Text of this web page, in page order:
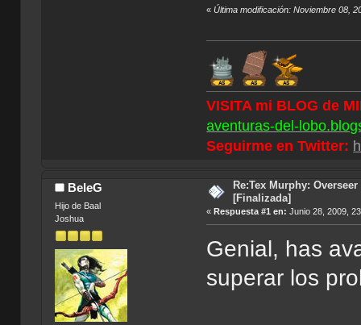
«Última modificación: Noviembre 08,
VISITA mi BLOG de
aventuras-del-
Seguirme en Twitter:
BeleG
Hijo de Baal
Joshua
Re:Tex Murphy:
[Finalizada]
«Respuesta #1 en: Junio 28, 2009,
Genial, has
superar los